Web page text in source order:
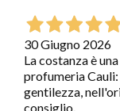
30 Giugno 2026
La costanza è
profumeria
gentilezza,
consiglio.